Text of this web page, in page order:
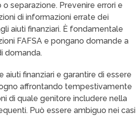
o separazione. Prevenire errori e
di informazioni errate dei
aiuti finanziari. È fondamentale
FAFSA e pongano domande a
domanda.
aiuti finanziari e garantire di essere
affrontando tempestivamente
di quale genitore includere nella
Può essere ambiguo nei casi